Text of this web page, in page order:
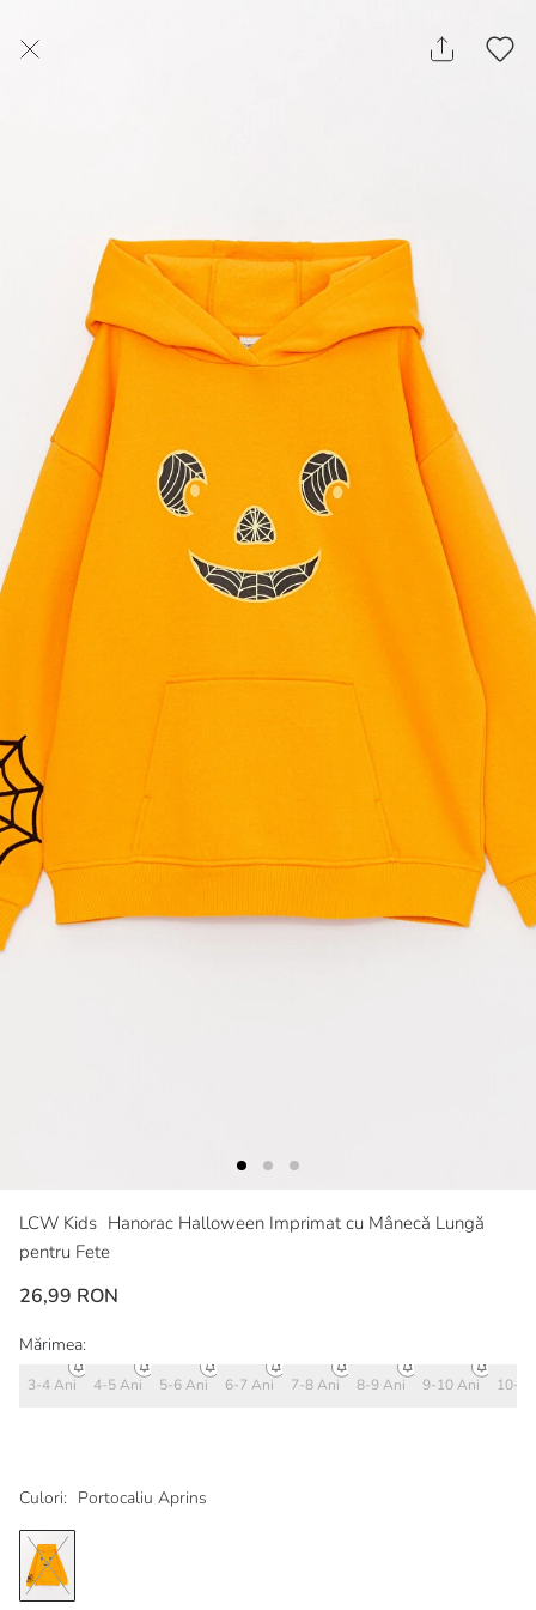
LCW Kids Hanorac Halloween Imprimat cu Mânecă Lungă
pentru Fete
26,99 RON
Culori: Portocaliu Aprins
Mărimea:
3-4 Ani 4-5 Ani 5-6 Ani 6-7 Ani 7-8 Ani 8-9 Ani 9-10 Ani 10-